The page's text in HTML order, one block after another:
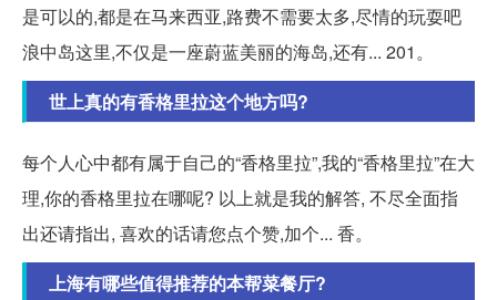
是可以的,都是在马来西亚,路费不需要太多,尽情的玩耍吧
浪中岛这里,不仅是一座蔚蓝美丽的海岛,还有... 201。
世上真的有香格里拉这个地方吗?
每个人心中都有属于自己的“香格里拉”,我的“香格里拉”在大
理,你的香格里拉在哪呢? 以上就是我的解答, 不尽全面指
出还请指出, 喜欢的话请您点个赞,加个... 香。
上海有哪些值得推荐的本帮菜餐厅?